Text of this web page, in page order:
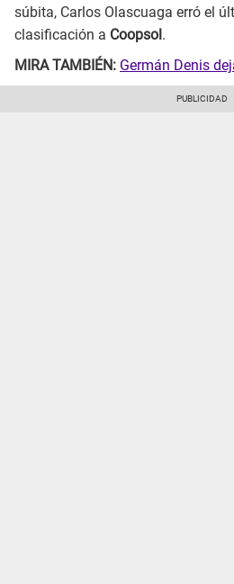
súbita, Carlos Olascuaga erró el
clasificación a Coopsol.
MIRA TAMBIÉN: Germán Denis